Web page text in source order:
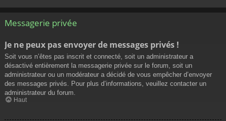
Messagerie privée
Je ne peux pas envoyer de messages privés !
Soit vous n’êtes pas inscrit et connecté, soit un administrateur a
désactivé entièrement la messagerie privée sur le forum, soit un
administrateur ou un modérateur a décidé de vous empêcher d’envoyer
des messages privés. Pour plus d’informations, veuillez contacter un
administrateur du forum.
Haut